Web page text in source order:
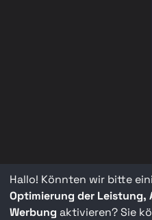
Hallo! Könnten wir bitte
Optimierung der Leistung,
Werbung aktivieren? Sie